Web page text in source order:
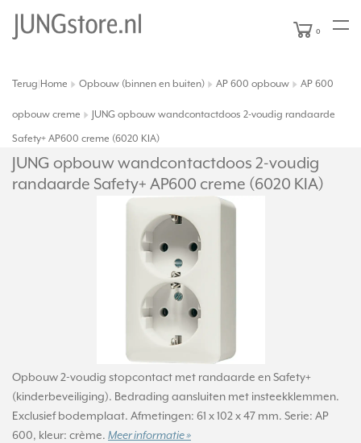
0
Terug Home Opbouw (binnen en buiten) AP 600 opbouw AP 600
opbouw creme
JUNG opbouw wandcontactdoos 2-voudig randaarde
Safety+ AP600 creme (6020 KIA)
JUNG opbouw wandcontactdoos 2-voudig
randaarde Safety+ AP600 creme (6020 KIA)
Opbouw 2-voudig stopcontact met randaarde en Safety+
(kinderbeveiliging). Bedrading aansluiten met insteekklemmen.
Exclusief bodemplaat. Afmetingen: 61 x 102 x 47 mm. Serie: AP
600, kleur: crème. Meer informatie »